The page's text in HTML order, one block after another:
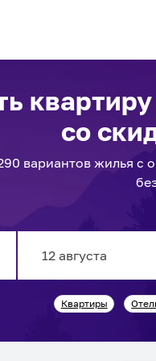
со
вариантовжилья с
forward
interact
Квартиры